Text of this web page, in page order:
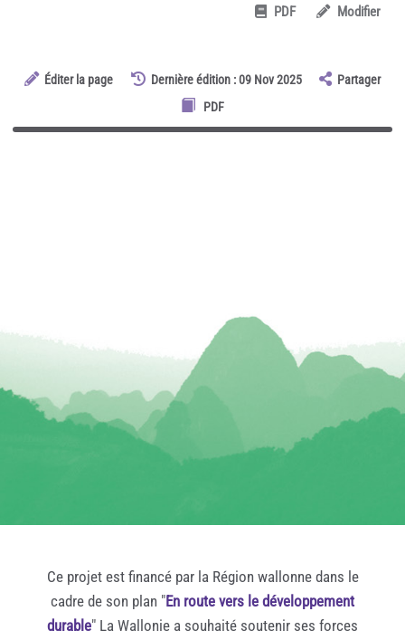
PDF Modifier
Éditer la page Dernière édition : 09 Nov 2025
Partager
PDF
Ce projet est financé par la Région wallonne dans le
cadre de son plan "En route vers le développement
durable" La Wallonie a souhaité soutenir ses forces